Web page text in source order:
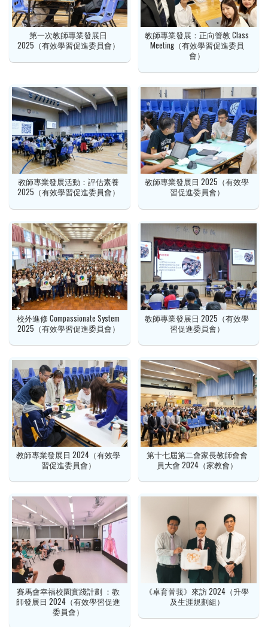
第一次教師專業發展日
2025（有效學習促進委員會）
教師專業發展：正向管教 Class
Meeting（有效學習促進委員
會）
教師專業發展活動：評估素養
2025（有效學習促進委員會）
教師專業發展日 2025（有效學
習促進委員會）
校外進修 Compassionate System
2025（有效學習促進委員會）
教師專業發展日 2025（有效學
習促進委員會）
教師專業發展日 2024（有效學
習促進委員會）
第十七屆第二會家長教師會會
員大會 2024（家教會）
賽馬會幸福校園實踐計劃 ：教
師發展日 2024（有效學習促進
委員會）
《卓育菁莪》來訪 2024（升學
及生涯規劃組）